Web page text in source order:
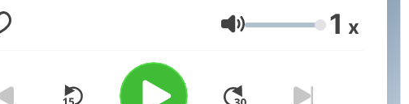
Volumen 1 x